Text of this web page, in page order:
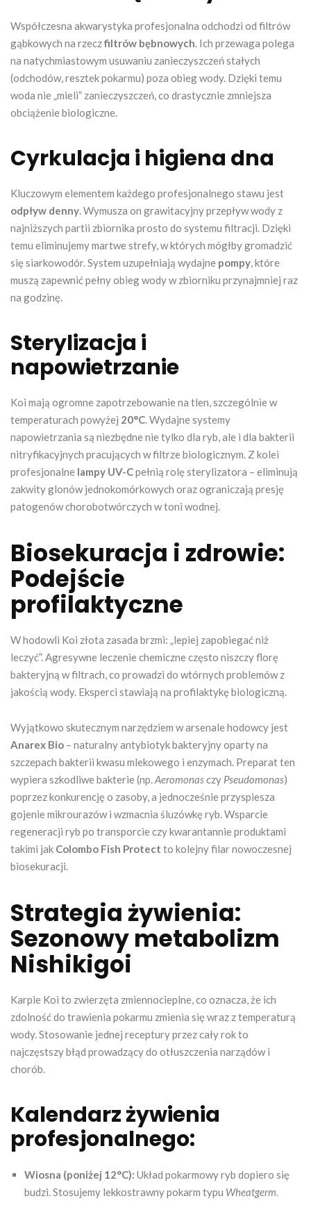
Współczesna akwarystyka profesjonalna odchodzi od filtrów
gąbkowych na rzeczfiltrów bębnowych. Ich przewaga polega
na natychmiastowym usuwaniu zanieczyszczeń stałych
(odchodów, resztek pokarmu) poza obieg wody. Dzięki temu
woda nie „mieli” zanieczyszczeń, co drastycznie zmniejsza
obciążenie biologiczne.
Cyrkulacja i higiena dna
Kluczowym elementem każdego profesjonalnego stawu jest
odpływ denny. Wymusza on grawitacyjny przepływ wody z
najniższych partii zbiornika prosto do systemu filtracji. Dzięki
temu eliminujemy martwe strefy, w których mógłby gromadzić
się siarkowodór. System uzupełniają wydajne pompy, które
muszą zapewnić pełny obieg wody w zbiorniku przynajmniej raz
na godzinę.
Sterylizacja i
napowietrzanie
Koi mają ogromne zapotrzebowanie na tlen, szczególnie w
temperaturach powyżej 20°C. Wydajne systemy
napowietrzania są niezbędne nie tylko dla ryb, ale i dla bakterii
nitryfikacyjnych pracujących w filtrze biologicznym. Z kolei
profesjonalne lampy UV-Cpełnią rolę sterylizatora – eliminują
zakwity glonów jednokomórkowych oraz ograniczają presję
patogenów chorobotwórczych w toni wodnej.
Biosekuracja i zdrowie:
Podejście
profilaktyczne
W hodowli Koi złota zasada brzmi: „lepiej zapobiegać niż
leczyć”. Agresywne leczenie chemiczne często niszczy florę
bakteryjną w filtrach, co prowadzi do wtórnych problemów z
jakością wody. Eksperci stawiają na profilaktykę biologiczną.
Wyjątkowo skutecznym narzędziem w arsenale hodowcy jest
Anarex Bio – naturalny antybiotyk bakteryjny oparty na
szczepach bakterii kwasu mlekowego i enzymach. Preparat ten
wypiera szkodliwe bakterie (np.Aeromonasczy Pseudomonas)
poprzez konkurencję o zasoby, a jednocześnie przyspiesza
gojenie mikrourazów i wzmacnia śluzówkę ryb. Wsparcie
regeneracji ryb po transporcie czy kwarantannie produktami
takimi jak Colombo Fish Protect to kolejny filar nowoczesnej
biosekuracji.
Strategia żywienia:
Sezonowy metabolizm
Nishikigoi
Karpie Koi to zwierzęta zmiennocieplne, co oznacza, że ich
zdolność do trawienia pokarmu zmienia się wraz z temperaturą
wody. Stosowanie jednej receptury przez cały rok to
najczęstszy błąd prowadzący do otłuszczenia narządów i
chorób.
Kalendarz żywienia
profesjonalnego:
Wiosna (poniżej 12°C): Układ pokarmowy ryb dopiero się
budzi. Stosujemy lekkostrawny pokarm typu Wheatgerm.